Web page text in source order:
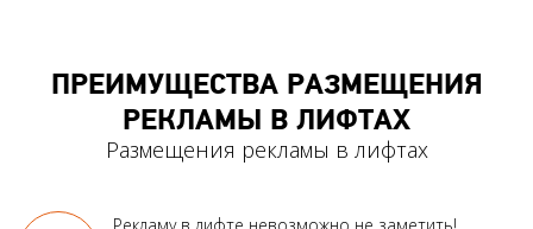
ПРЕИМУЩЕСТВА РАЗМЕЩЕНИЯ
РЕКЛАМЫ В ЛИФТАХ
Размещения рекламы в лифтах